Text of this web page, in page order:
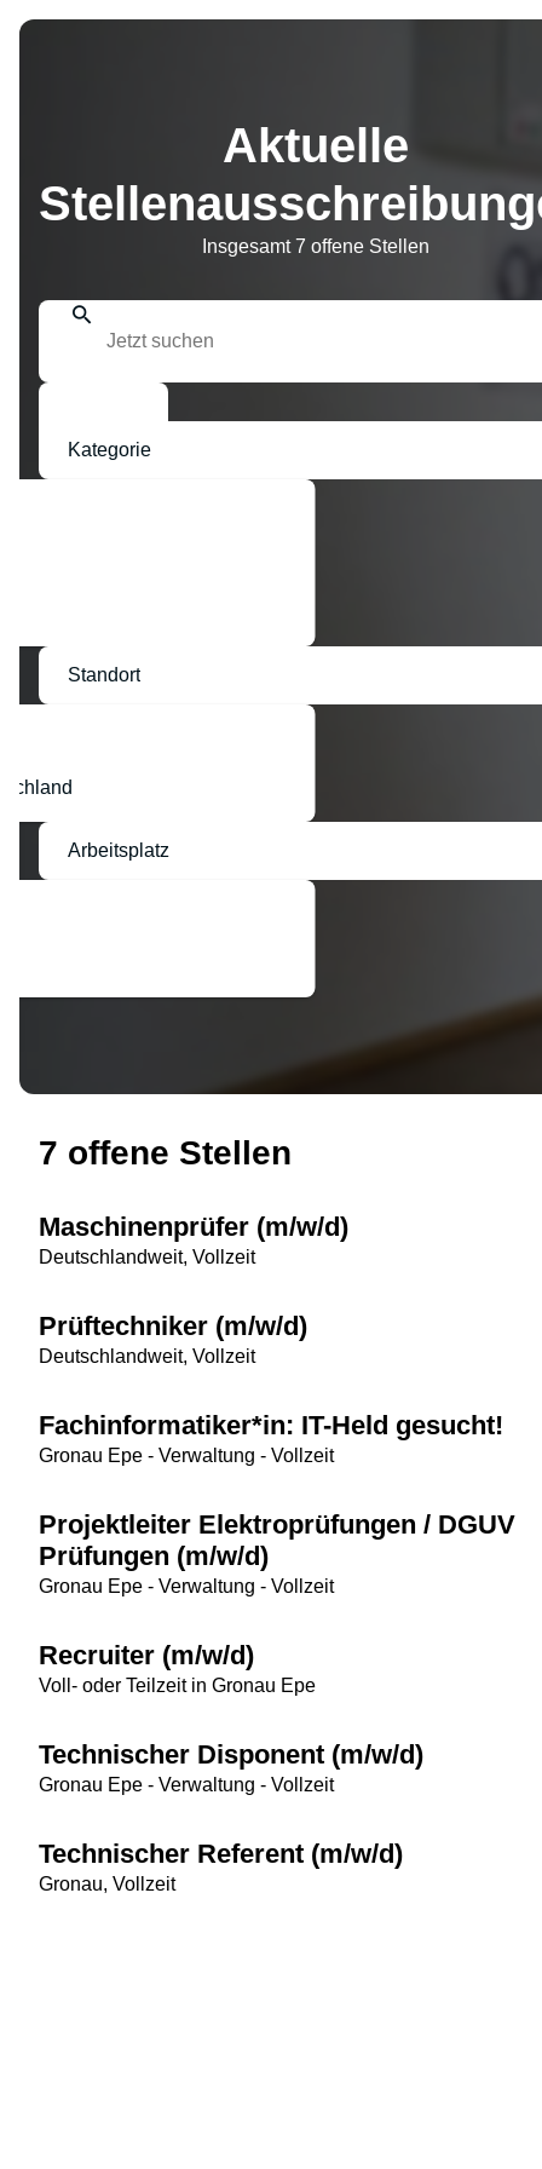
Aktuelle
Insgesamt 7 offene Stellen
Kategorie
Standort
Arbeitsplatz
7 offene Stellen
Maschinenprüfer (m/w/d)
Deutschlandweit, Vollzeit
Prüftechniker (m/w/d)
Deutschlandweit, Vollzeit
Fachinformatiker*in: IT-Held gesucht!
Gronau Epe - Verwaltung - Vollzeit
Projektleiter Elektroprüfungen / DGUV
Prüfungen (m/w/d)
Gronau Epe - Verwaltung - Vollzeit
Recruiter (m/w/d)
Voll- oder Teilzeit in Gronau Epe
Technischer Disponent (m/w/d)
Gronau Epe - Verwaltung - Vollzeit
Technischer Referent (m/w/d)
Gronau, Vollzeit